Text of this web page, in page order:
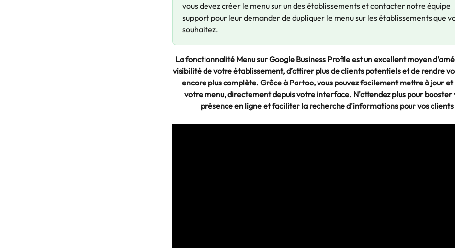
vous devez créer le menu sur un des établissements et contacter notre équipe
support pour leur demander de dupliquer le menu sur les établissements que
souhaitez.
La fonctionnalité Menu sur Google Business Profile est un excellent moyen
visibilité de votre établissement, d’attirer plus de clients potentiels et de rendre
encore plus complète. Grâce à Partoo, vous pouvez facilement mettre à jour
votre menu, directement depuis votre interface. N'attendez plus pour booster
présence en ligne et faciliter la recherche d'informations pour vos clients